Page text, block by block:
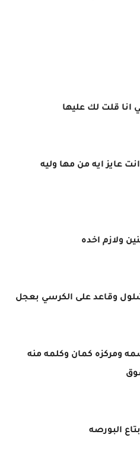
انا قلت لك عليها
عايز ايه من مها وليه
ولازم اخده
وقاعد على الكرسي بعجل
ومركزه كمان وكلمه منه
البورصه